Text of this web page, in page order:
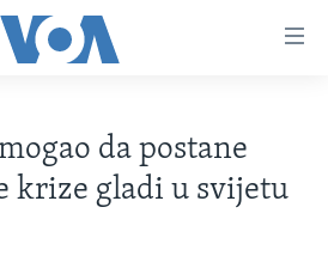
da postane
krize gladi u svijetu